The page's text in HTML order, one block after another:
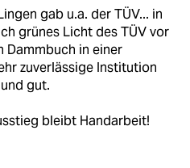
gab u.a. der TÜV... in
grünes Licht des TÜV vor
Dammbuch in einer
zuverlässige Institution
gut.
bleibt Handarbeit!